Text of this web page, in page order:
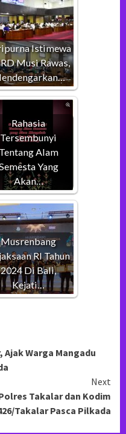
Istimewa
Musi Rawas,
Rahasia
Tersembunyi
Tentang Alam
Yang
Akan…
Musrenbang
RI Tahun
2024 Di Bali,
Kejati…
Warga Mangadu
Next
Takalar dan Kodim
Takalar Pasca Pilkada